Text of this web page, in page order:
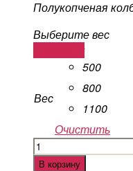
Полукопченая
Выберите вес
Вес
500
800
1100
Очистить
Количество
Домашняя
В корзину